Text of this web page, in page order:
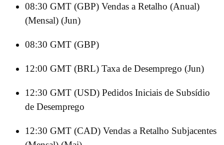
08:30 GMT (GBP) Vendas a Retalho (Anual)
(Mensal) (Jun)
08:30 GMT (GBP)
12:00 GMT (BRL) Taxa de Desemprego (Jun)
12:30 GMT (USD) Pedidos Iniciais de Subsídio
de Desemprego
12:30 GMT (CAD) Vendas a Retalho Subjacentes